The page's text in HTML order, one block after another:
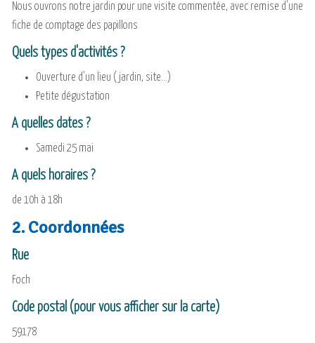
Nous ouvrons notre jardin pour une visite commentée, avec remise d'une
fiche de comptage des papillons
Quels types d'activités ?
Ouverture d'un lieu (jardin, site...)
Petite dégustation
A quelles dates ?
Samedi 25 mai
A quels horaires ?
de 10h à 18h
2. Coordonnées
Rue
Foch
Code postal (pour vous afficher sur la carte)
59178